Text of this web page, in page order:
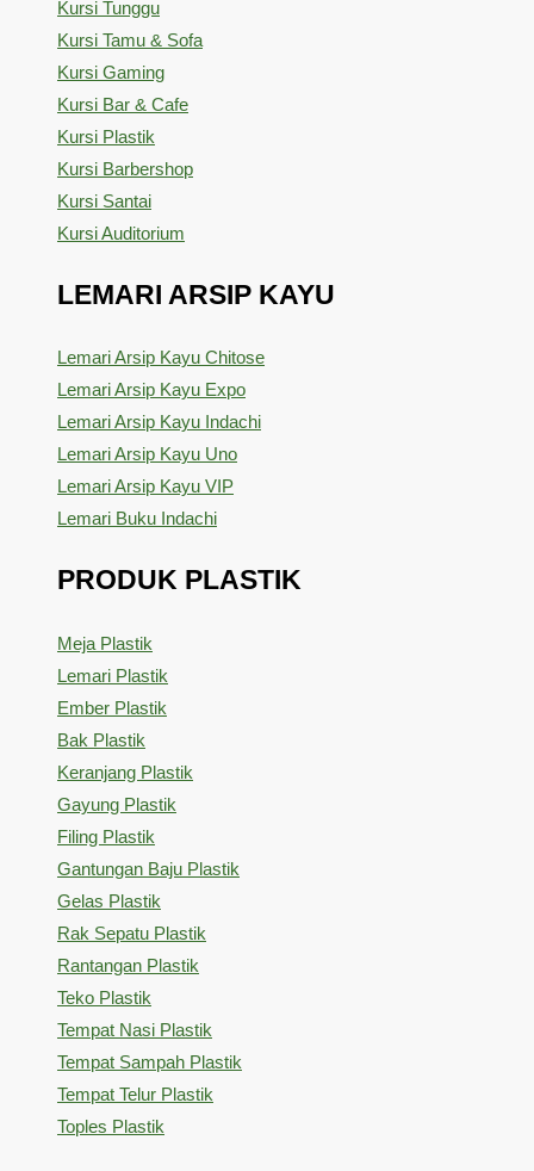
Kursi Tunggu
Kursi Tamu & Sofa
Kursi Gaming
Kursi Bar & Cafe
Kursi Plastik
Kursi Barbershop
Kursi Santai
Kursi Auditorium
LEMARI ARSIP KAYU
Lemari Arsip Kayu Chitose
Lemari Arsip Kayu Expo
Lemari Arsip Kayu Indachi
Lemari Arsip Kayu Uno
Lemari Arsip Kayu VIP
Lemari Buku Indachi
PRODUK PLASTIK
Meja Plastik
Lemari Plastik
Ember Plastik
Bak Plastik
Keranjang Plastik
Gayung Plastik
Filing Plastik
Gantungan Baju Plastik
Gelas Plastik
Rak Sepatu Plastik
Rantangan Plastik
Teko Plastik
Tempat Nasi Plastik
Tempat Sampah Plastik
Tempat Telur Plastik
Toples Plastik